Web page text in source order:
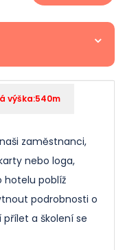
výška:540m
zaměstnanci,
nebo loga,
hotelu poblíž
podrobnosti o
a školení se